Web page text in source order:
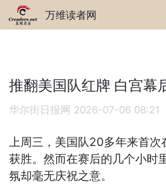
万维读者网
推翻美国队红牌 白宫幕
华尔街日报网 2026-07-06 08:21
上周三，美国队20多年来首次
获胜。然而在赛后的几个小时
氛却毫无庆祝之意。